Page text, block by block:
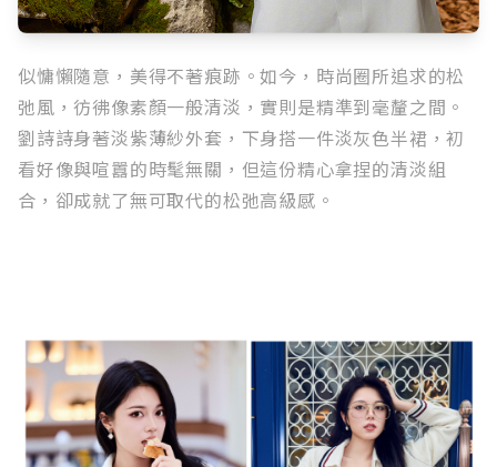
似慵懶隨意，美得不著痕跡。如今，時尚圈所追求的松
弛風，彷彿像素顏一般清淡，實則是精準到毫釐之間。
劉詩詩身著淡紫薄紗外套，下身搭一件淡灰色半裙，初
看好像與喧囂的時髦無關，但這份精心拿捏的清淡組
合，卻成就了無可取代的松弛高級感。